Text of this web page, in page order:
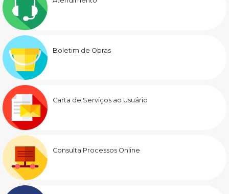
Boletim de Obras
Carta de Serviços ao Usuário
Consulta Processos Online